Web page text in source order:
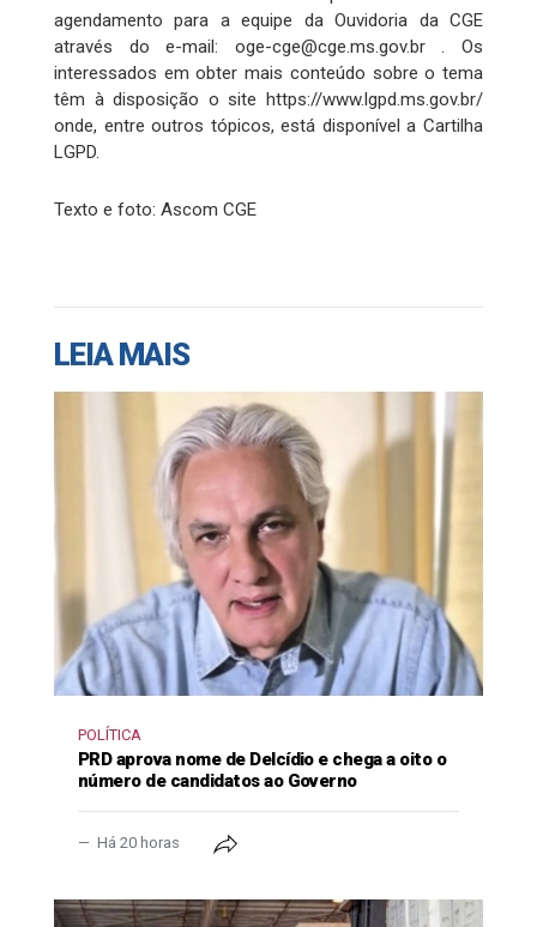
agendamento para a equipe da Ouvidoria da CGE
através do e-mail: oge-cge@cge.ms.gov.br. Os
interessados em obter mais conteúdo sobre o tema
têm à disposição o site https://www.lgpd.ms.gov.br/
onde, entre outros tópicos, está disponível a Cartilha
LGPD.
Texto e foto: Ascom CGE
LEIA MAIS
POLÍTICA
PRD aprova nome de Delcídio e chega a oito o
número de candidatos ao Governo
Há 20 horas